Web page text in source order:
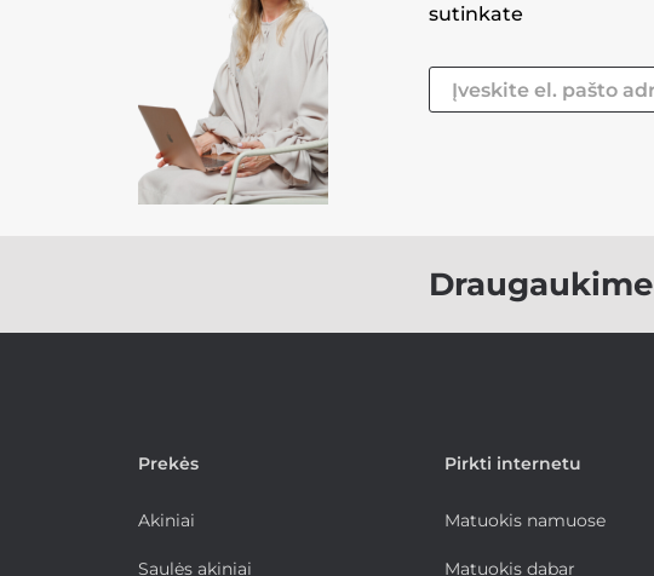
sutinkate
Draugaukime
Prekės
Akiniai
Saulės akiniai
Pirkti internetu
Matuokis namuose
Matuokis dabar